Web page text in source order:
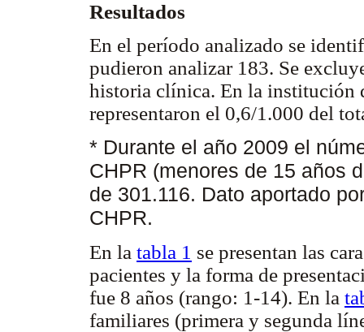
Resultados
En el período analizado se
pudieron analizar 183. Se
historia clínica. En la institución
representaron el 0,6/1.000 del
* Durante el año 2009 el
CHPR (menores de 15 años
de 301.116. Dato aportado
CHPR.
En la tabla 1 se presentan las
pacientes y la forma de
fue 8 años (rango: 1-14). En la
familiares (primera y segunda